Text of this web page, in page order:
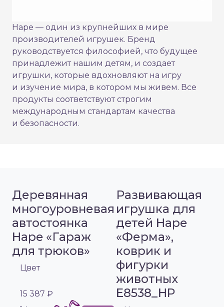
Hape — один из крупнейших в мире
производителей игрушек. Бренд
руководствуется философией, что будущее
принадлежит нашим детям, и создает
игрушки, которые вдохновляют на игру
и изучение мира, в котором мы живем. Все
продукты соответствуют строгим
международным стандартам качества
и безопасности.
Деревянная
многоуровневая
автостоянка
Hape «Гараж
для трюков»
Цвет
15 387 ₽
Развивающая
игрушка для
детей Hape
«Ферма»,
коврик и
фигурки
животных
E8538_HP